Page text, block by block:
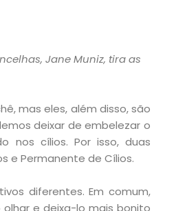
Jane Muniz, tira as
mas eles, além disso, são
deixar de embelezar o
nos cílios. Por isso, duas
e Permanente de Cílios.
diferentes. Em comum,
e deixa-lo mais bonito